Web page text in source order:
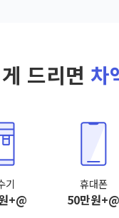
드리면 차
기
+@
휴대폰
50만원+@